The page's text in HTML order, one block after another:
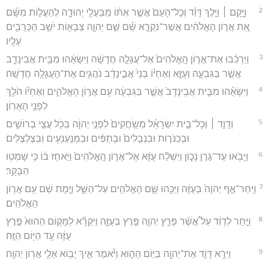
2
וַיָּ֣קָם ׀ וַיֵּ֣לֶךְ דָּוִ֗ד וְכָל־הָעָם֙ אֲשֶׁ֣ר אִתּ֔וֹ מִֽבַּעֲלֵ֖י יְהוּדָ֑ה לְהַעֲל֣וֹת מִשָּׁ֗ם
אֵ֚ת אֲר֣וֹן הָאֱלֹהִ֔ים אֲשֶׁר־נִקְרָ֣א שֵׁ֗ם שֵׁ֣ם יְהוָ֧ה צְבָא֛וֹת יֹשֵׁ֥ב הַכְּרֻבִ֖ים
עָלָֽיו׃
3
וַיַּרְכִּ֜בוּ אֶת־אֲר֤וֹן הָֽאֱלֹהִים֙ אֶל־עֲגָלָ֣ה חֲדָשָׁ֔ה וַיִּשָּׂאֻ֔הוּ מִבֵּ֥ית אֲבִינָדָ֖ב
אֲשֶׁ֣ר בַּגִּבְעָ֑ה וְעֻזָּ֣א וְאַחְי֗וֹ בְּנֵי֙ אֲבִ֣ינָדָ֔ב נֹהֲגִ֖ים אֶת־הָעֲגָלָ֥ה חֲדָשָֽׁה׃
4
וַיִּשָּׂאֻ֗הוּ מִבֵּ֤ית אֲבִֽינָדָב֙ אֲשֶׁ֣ר בַּגִּבְעָ֔ה עִ֖ם אֲר֣וֹן הָאֱלֹהִ֑ים וְאַחְי֕וֹ הֹלֵ֖ךְ
לִפְנֵ֥י הָאָרֽוֹן׃
5
וְדָוִ֣ד ׀ וְכָל־בֵּ֣ית יִשְׂרָאֵ֗ל מְשַֽׂחֲקִים֙ לִפְנֵ֣י יְהוָ֔ה בְּכֹ֖ל עֲצֵ֣י בְרוֹשִׁ֑ים
וּבְכִנֹּר֤וֹת וּבִנְבָלִים֙ וּבְתֻפִּ֔ים וּבִמְנַֽעַנְעִ֖ים וּֽבְצֶלְצֶלִֽים׃
6
וַיָּבֹ֖אוּ עַד־גֹּ֣רֶן נָכ֑וֹן וַיִּשְׁלַ֨ח עֻזָּ֜א אֶל־אֲר֤וֹן הָֽאֱלֹהִים֙ וַיֹּ֣אחֶז בּ֔וֹ כִּ֥י שָׁמְט֖וּ
הַבָּקָֽר׃
7 וַיִּֽחַר־אַ֤ף יְהוָה֙ בְּעֻזָּ֔ה וַיַּכֵּ֥הוּ שָׁ֛ם הָאֱלֹהִ֖ים עַל־הַשַּׁ֑ל וַיָּ֣מָת שָׁ֔ם עִ֖ם אֲר֥וֹן
הָאֱלֹהִֽים׃
8
וַיִּ֣חַר לְדָוִ֔ד עַל֩ אֲשֶׁ֨ר פָּרַ֧ץ יְהוָ֛ה פֶּ֖רֶץ בְּעֻזָּ֑ה וַיִּקְרָ֞א לַמָּק֤וֹם הַהוּא֙ פֶּ֣רֶץ
עֻזָּ֔ה עַ֖ד הַיּ֥וֹם הַזֶּֽה׃
9 וַיִּרָ֥א דָוִ֛ד אֶת־יְהוָ֖ה בַּיּ֣וֹם הַה֑וּא וַיֹּ֕אמֶר אֵ֛יךְ יָב֥וֹא אֵלַ֖י אֲר֥וֹן יְהוָֽה׃